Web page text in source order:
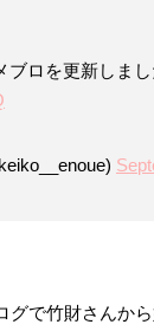
ブロを更新しまし
グで竹財さんか